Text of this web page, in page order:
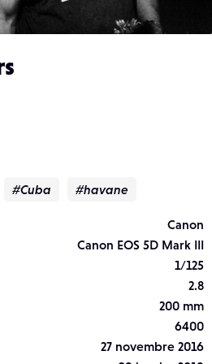
#Cuba #havane
Canon
Canon EOS 5D Mark III
1/125
2.8
200 mm
6400
27 novembre 2016